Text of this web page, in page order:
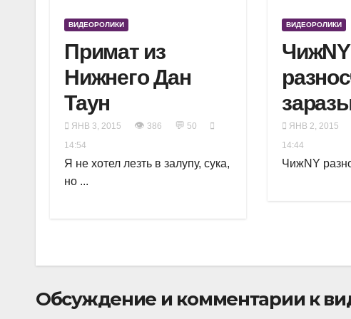
ВИДЕОРОЛИКИ
Примат из
Нижнего Дан
Таун
ЯНВ 3, 2015 👁 386 💬 50
14:54
Я не хотел лезть в залупу, сука,
но ...
ВИДЕОРОЛИКИ
ЧижNY
ЯНВ 2, 2015
14:44
ЧижNY
Обсуждение и комментарии к